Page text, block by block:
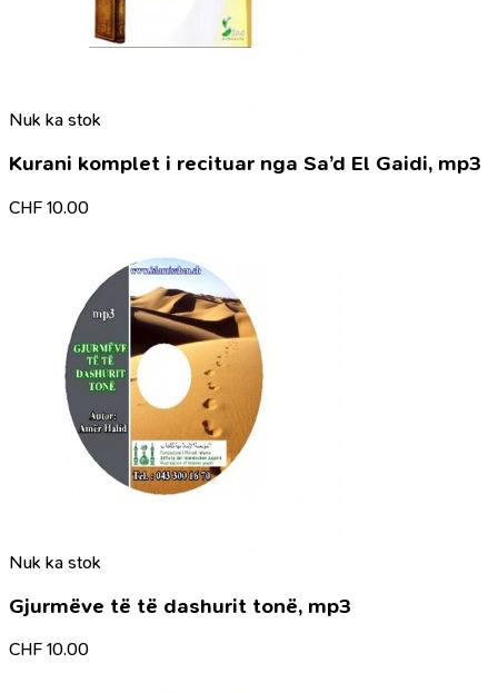
Nuk ka stok
Kurani komplet i recituar nga Sa’d El Gaidi, mp3
CHF 10.00
Nuk ka stok
Gjurmëve të të dashurit tonë, mp3
CHF 10.00